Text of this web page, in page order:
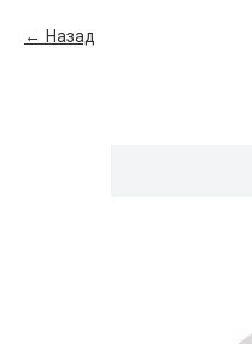
Назад